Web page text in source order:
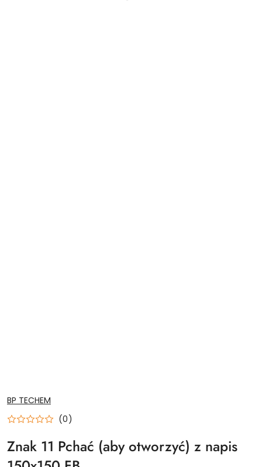
NAZWA
PRODUCENTA:
BP TECHEM
(0)
Znak 11 Pchać (aby otworzyć) z napis